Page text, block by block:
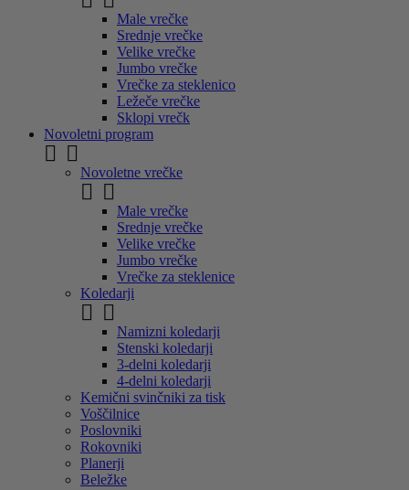
Male vrečke
Srednje vrečke
Velike vrečke
Jumbo vrečke
Vrečke za steklenico
Ležeče vrečke
Sklopi vrečk
Novoletni program
 
Novoletne vrečke
 
Male vrečke
Srednje vrečke
Velike vrečke
Jumbo vrečke
Vrečke za steklenice
Koledarji
 
Namizni koledarji
Stenski koledarji
3-delni koledarji
4-delni koledarji
Kemični svinčniki za tisk
Voščilnice
Poslovniki
Rokovniki
Planerji
Beležke